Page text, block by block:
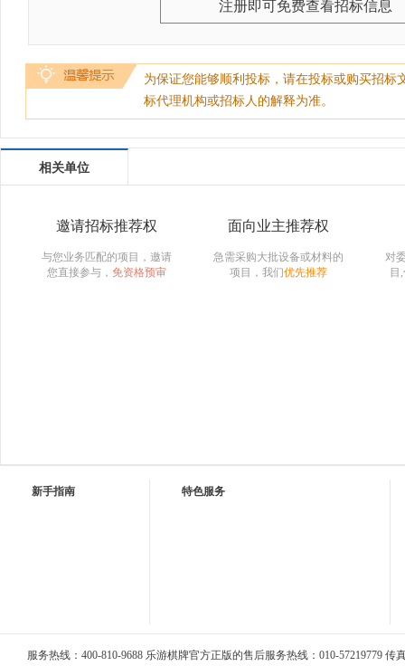
注册即可免费查看招标信息
为保证您能够顺利投标，请在投标或购买招
标代理机构或招标人的解释为准。
相关单位
邀请招标推荐权
与您业务匹配的项目，邀请
您直接参与， 免资格预审
面向业主推荐权
急需采购大批设备或材料的
项目，我们优先推荐
对
目
新手指南 特色服务
服务热线：400-810-9688 乐游棋牌官方正版的售后服务热线：010-57219779 传